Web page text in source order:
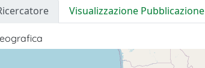
Visualizzazione Pubblicazione